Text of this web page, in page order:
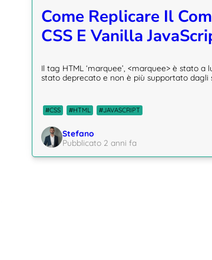
Come Replicare Il
CSS E Vanilla
Il tag HTML ‘marquee’, <marquee> è stato
stato deprecato e non è più supportato dagli
#CSS #HTML #JAVASCRIPT
Stefano
Pubblicato 2 anni fa